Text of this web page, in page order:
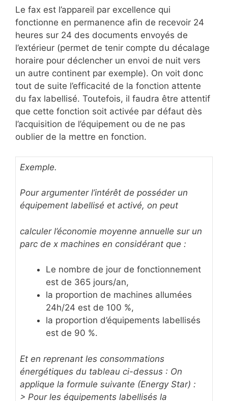
Le fax est l’appareil par excellence qui
fonctionne en permanence afin de recevoir 24
heures sur 24 des documents envoyés de
l’extérieur (permet de tenir compte du décalage
horaire pour déclencher un envoi de nuit vers
un autre continent par exemple). On voit donc
tout de suite l’efficacité de la fonction attente
du fax labellisé. Toutefois, il faudra être attentif
que cette fonction soit activée par défaut dès
l’acquisition de l’équipement ou de ne pas
oublier de la mettre en fonction.
Exemple.
Pour argumenter l’intérêt de posséder un
équipement labellisé et activé, on peut
calculer l’économie moyenne annuelle sur un
parc de x machines en considérant que :
Le nombre de jour de fonctionnement
est de 365 jours/an,
la proportion de machines allumées
24h/24 est de 100 %,
la proportion d’équipements labellisés
est de 90 %.
Et en reprenant les consommations
énergétiques du tableau ci-dessus : On
applique la formule suivante (Energy Star) :
> Pour les équipements labellisés la